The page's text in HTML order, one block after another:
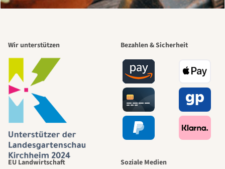
Wir unterstützen Bezahlen & Sicherheit
EU Landwirtschaft Soziale Medien